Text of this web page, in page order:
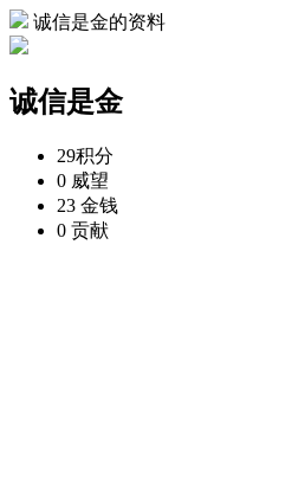
诚信是金的资料
诚信是金
29积分
0 威望
23 金钱
0 贡献